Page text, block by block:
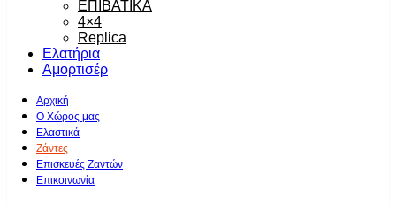
ΕΠΙΒΑΤΙΚΑ
4×4
Replica
Ελατήρια
Αμορτισέρ
Αρχική
Ο Χώρος μας
Ελαστικά
Ζάντες
Επισκευές Ζαντών
Επικοινωνία